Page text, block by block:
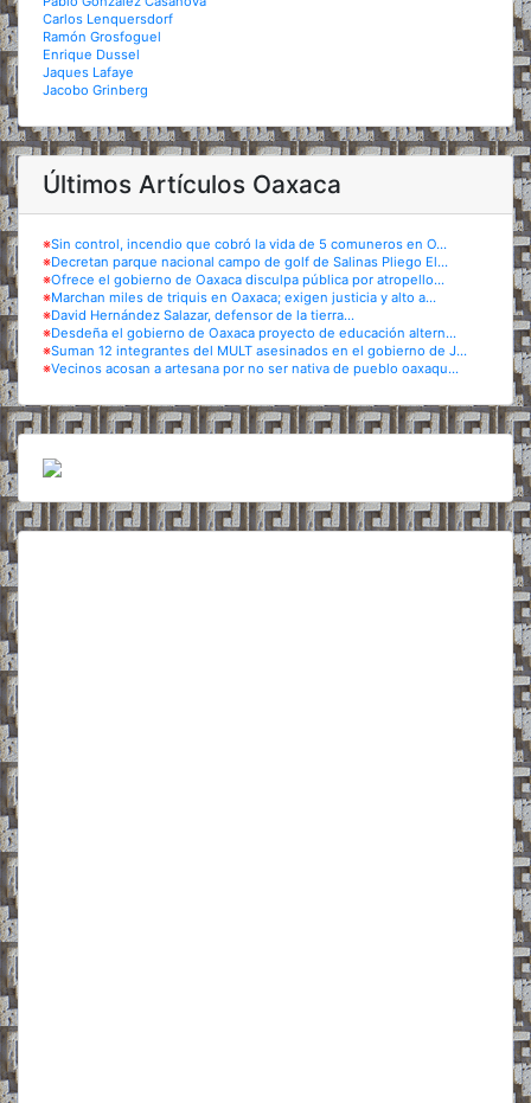
Carlos Lenquersdorf
Ramón Grosfoguel
Enrique Dussel
Jaques Lafaye
Jacobo Grinberg
Últimos Artículos Oaxaca
※Sin control, incendio que cobró la vida de 5 comuneros en O...
※Decretan parque nacional campo de golf de Salinas Pliego El...
※Ofrece el gobierno de Oaxaca disculpa pública por atropello...
※Marchan miles de triquis en Oaxaca; exigen justicia y alto a...
※David Hernández Salazar, defensor de la tierra...
※Desdeña el gobierno de Oaxaca proyecto de educación altern...
※Suman 12 integrantes del MULT asesinados en el gobierno de J...
※Vecinos acosan a artesana por no ser nativa de pueblo oaxaqu...